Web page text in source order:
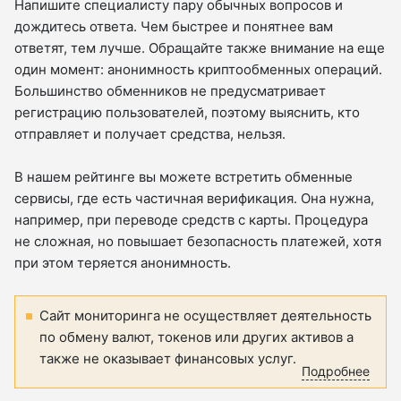
Напишите специалисту пару обычных вопросов и
дождитесь ответа. Чем быстрее и понятнее вам
ответят, тем лучше. Обращайте также внимание на еще
один момент: анонимность криптообменных операций.
Большинство обменников не предусматривает
регистрацию пользователей, поэтому выяснить, кто
отправляет и получает средства, нельзя.
В нашем рейтинге вы можете встретить обменные
сервисы, где есть частичная верификация. Она нужна,
например, при переводе средств с карты. Процедура
не сложная, но повышает безопасность платежей, хотя
при этом теряется анонимность.
Сайт мониторинга не осуществляет деятельность
по обмену валют, токенов или других активов а
также не оказывает финансовых услуг.
Подробнее